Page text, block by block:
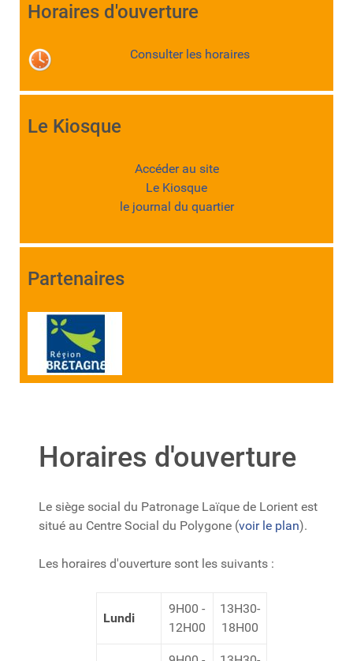
Horaires d'ouverture
Consulter les horaires
Le Kiosque
Accéder au site
Le Kiosque
le journal du quartier
Partenaires
Horaires d'ouverture
Le siège social du Patronage Laïque de Lorient est
situé au Centre Social du Polygone (voir le plan).
Les horaires d'ouverture sont les suivants :
Lundi
9H00 -
12H00
13H30-
18H00